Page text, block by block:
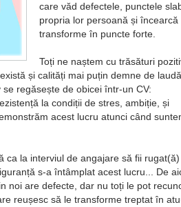
care văd defectele, punctele
propria lor persoană și încearcă
transforme în puncte forte.
Toți ne naștem cu trăsături
și calități mai puțin demne de
regăsește de obicei într-un CV:
la condiții de stres, ambiție, și
acest lucru atunci când
ca la interviul de angajare să fii
s-a întâmplat acest lucru... De
noi are defecte, dar nu toți le pot
reușesc să le transforme treptat în